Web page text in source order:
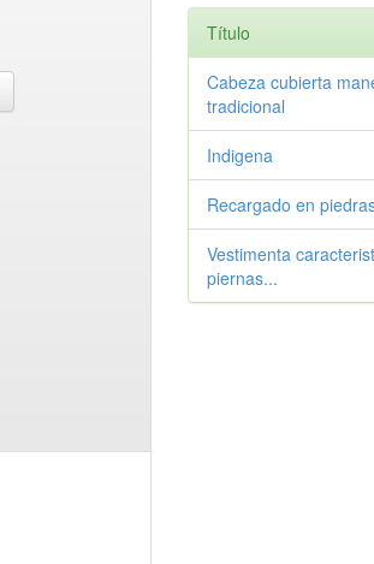
Título
Cabeza cubierta
tradicional
Indigena
Recargado en
Vestimenta
piernas...